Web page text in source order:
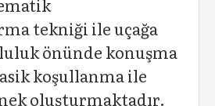
tekniği ile uçağa
önünde konuşma
koşullanma ile
oluşturmaktadır.